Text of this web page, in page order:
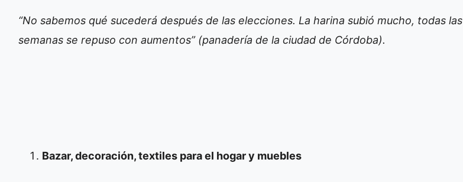
“No sabemos qué sucederá después de las elecciones. La harina subió mucho, todas las
semanas se repuso con aumentos” (panadería de la ciudad de Córdoba).
Bazar, decoración, textiles para el hogar y muebles